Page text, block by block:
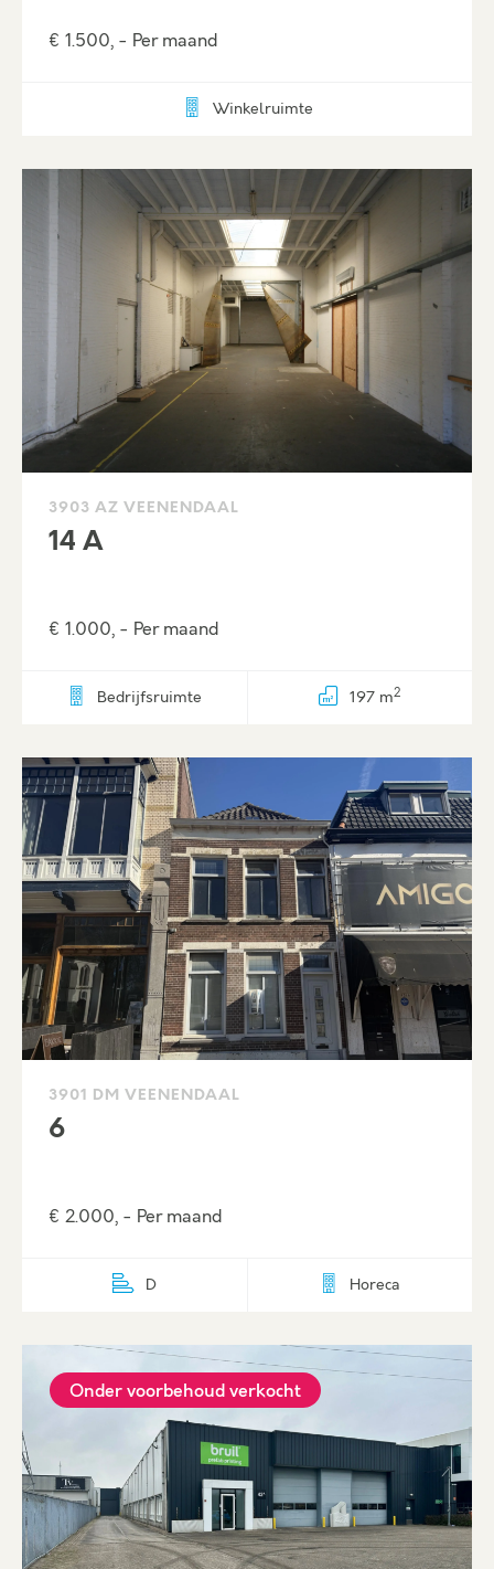
€ 1.500, - Per maand
Winkelruimte
3903 AZ VEENENDAAL
14 A
€ 1.000, - Per maand
Bedrijfsruimte 197 m2
3901 DM VEENENDAAL
6
€ 2.000, - Per maand
D Horeca
Onder voorbehoud verkocht